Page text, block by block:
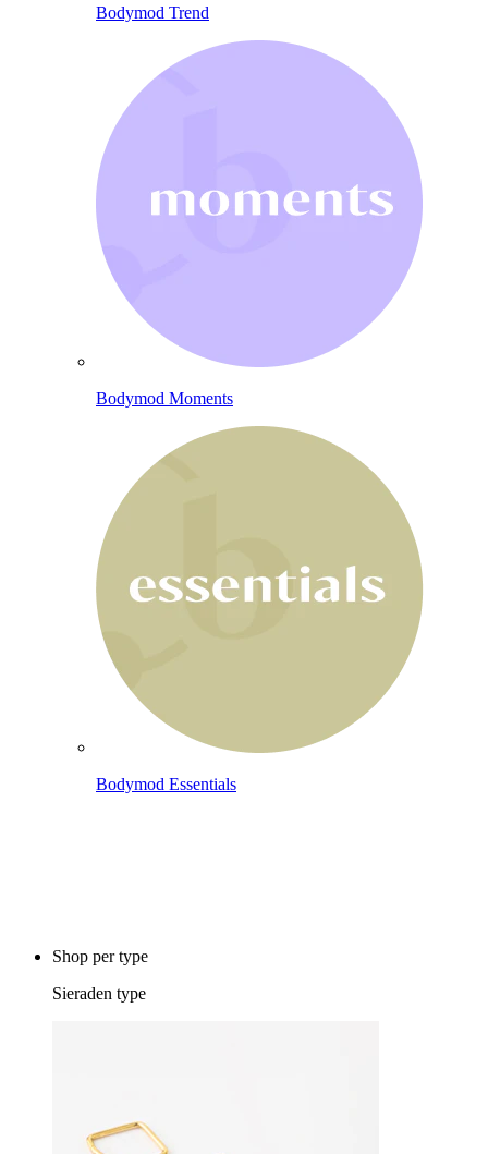
Bodymod Trend
Bodymod Moments
Bodymod Essentials
Shop per type
Sieraden type